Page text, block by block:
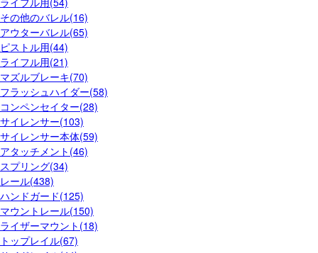
その他のバレル(16)
アウターバレル(65)
ピストル用(44)
ライフル用(21)
マズルブレーキ(70)
フラッシュハイダー(58)
コンペンセイター(28)
サイレンサー(103)
サイレンサー本体(59)
アタッチメント(46)
スプリング(34)
レール(438)
ハンドガード(125)
マウントレール(150)
ライザーマウント(18)
トップレイル(67)